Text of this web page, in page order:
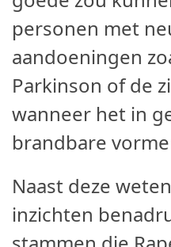
personen met
aandoeningen
Parkinson of de
wanneer het in
brandbare
Naast deze
inzichten